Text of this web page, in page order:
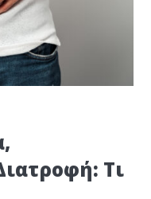
Τι